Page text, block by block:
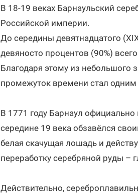
В 18-19 веках Барнаульский
Российской империи.
До середины девятнадцатого
девяносто процентов (90%)
Благодаря этому из небольшого
промежуток времени стал
В 1771 году Барнаул официально
середине 19 века обзавёлся
белая скачущая лошадь и
переработку серебряной руды –
Действительно,